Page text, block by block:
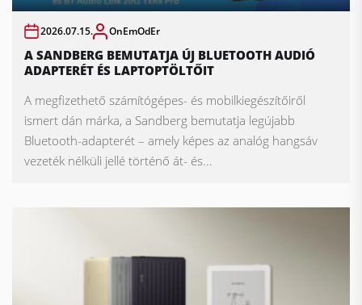
2026.07.15. OnEmOdEr
A SANDBERG BEMUTATJA ÚJ BLUETOOTH AUDIÓ
ADAPTERÉT ÉS LAPTOPTÖLTŐIT
A megfizethető számítógépes- és mobilkiegészítőiről
ismert dán márka, a Sandberg bemutatja legújabb
Bluetooth-adapterét – amely képes az analóg hangsáv
vezeték nélküli jellé történő át- és...